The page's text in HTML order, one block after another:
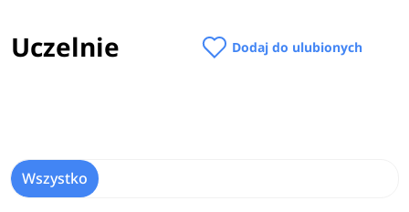
Uczelnie Dodaj do ulubionych
Wszystko